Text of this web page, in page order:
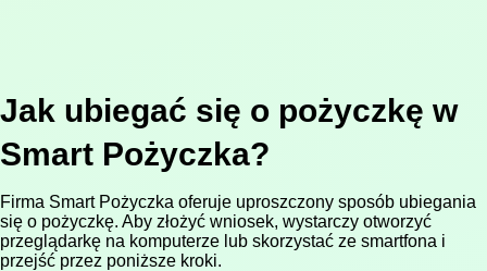
Jak ubiegać się o pożyczkę w
Smart Pożyczka?
Firma Smart Pożyczka oferuje uproszczony sposób ubiegania
się o pożyczkę. Aby złożyć wniosek, wystarczy otworzyć
przeglądarkę na komputerze lub skorzystać ze smartfona i
przejść przez poniższe kroki.